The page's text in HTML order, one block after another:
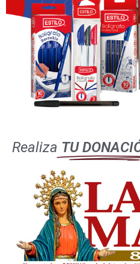
después de la Misa.
El Señor sigue llamando hoy
levantarnos y abandonar
trampa del pecado, de la
mundanidad y con un
hacia atrás, oír la única
amor y así experimentar la
Demos juntos estos pasos
Santa Hildegarda
Deja una respuesta
Realiza TU